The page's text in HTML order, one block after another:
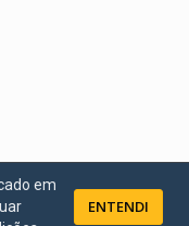
em
ENTENDI